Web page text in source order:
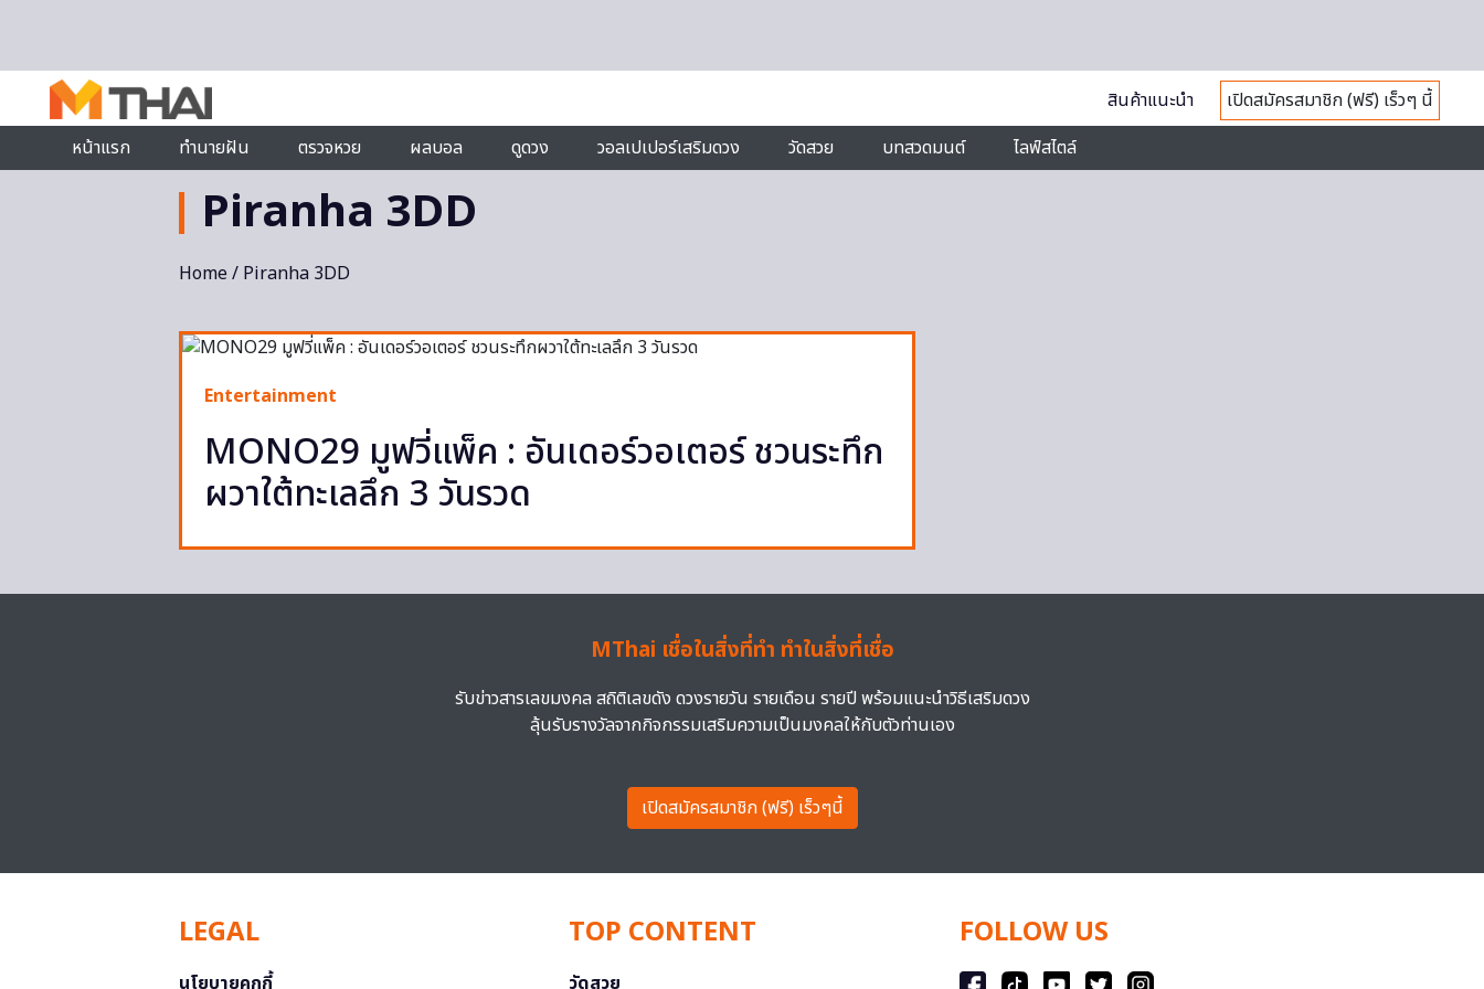
สินค้าแนะนำ
เปิดสมัครสมาชิก (ฟรี) เร็วๆ นี้
หน้าแรก
ทำนายฝัน ตรวจหวย ผลบอล ดูดวง วอลเปเปอร์เสริมดวง วัดสวย บทสวดมนต์ ไลฟ์สไตล์
Piranha 3DD
Home/ Piranha 3DD
Entertainment
MONO29 มูฟวี่แพ็ค : อันเดอร์วอเตอร์ ชวนระทึก
ผวาใต้ทะเลลึก 3 วันรวด
MThai เชื่อในสิ่งที่ทำ ทำในสิ่งที่เชื่อ
รับข่าวสารเลขมงคล สถิติเลขดัง ดวงรายวัน รายเดือน รายปี พร้อมแนะนำวิธีเสริมดวง
ลุ้นรับรางวัลจากกิจกรรมเสริมความเป็นมงคลให้กับตัวท่านเอง
เปิดสมัครสมาชิก (ฟรี) เร็วๆนี้
LEGAL
นโยบายคุกกี้
TOP CONTENT
วัดสวย
FOLLOW US